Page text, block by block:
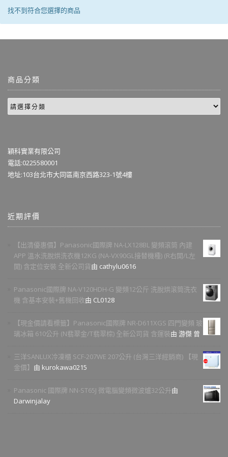
找不到符合您選擇的商品
商品分類
穎科實業有限公司
電話:0225580001
地址:103台北市大同區南京西路323-1號4樓
近期評價
【出清優惠價】Panasonic國際牌 NA-LX128BL 變頻滾筒 內建
APP 溫水洗脫烘洗衣機12KG (NA-VX90GL接替機種) (R右開/L左
開) 含定位安裝 全新公司貨由 cathylu0616
Panasonic國際牌 NA-V120HDH-G 變頻12公斤 洗脫烘滾筒洗衣
機 含基本安裝+舊機回收由 CL0128
【現金價請看標籤】Panasonic國際牌 NR-D611XGS 四門變頻 玻
璃冰箱 610公升 (N翡翠金/T翡翠棕) 全新公司貨 含運裝由 游傑 曾
三洋SANLUX冷凍櫃 SCF-207WE 207公升 (台灣三洋經銷商) 【現
金價】 由 kurokawa0215
Panasonic 國際牌 NN-ST65J 微電腦變頻微波爐32公升由
Darwinjalay